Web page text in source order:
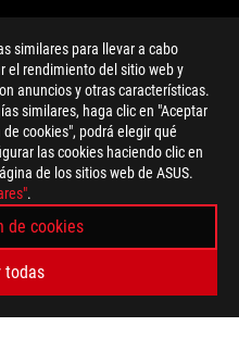
similares para llevar a cabo
el rendimiento del sitio web y
anuncios y otras características.
similares, haga clic en "Aceptar
cookies", podrá elegir qué
las cookies haciendo clic en
de los sitios web de ASUS.
.
de cookies
todas
REGISTRARSE